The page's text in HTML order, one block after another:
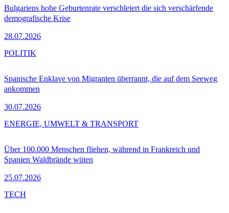
Bulgariens hohe Geburtenrate verschleiert die sich verschärfende
demografische Krise
28.07.2026
Spanische Enklave von Migranten überrannt, die auf dem Seeweg
ankommen
30.07.2026
POLITIK
Über 100.000 Menschen fliehen, während in Frankreich und
Spanien Waldbrände wüten
25.07.2026
ENERGIE, UMWELT & TRANSPORT
TECH